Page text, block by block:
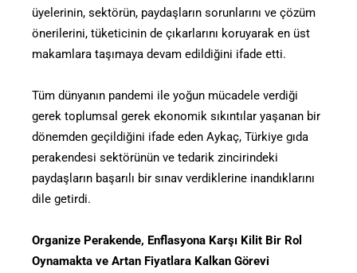
üyelerinin, sektörün, paydaşların sorunlarını ve çözüm
önerilerini, tüketicinin de çıkarlarını koruyarak en üst
makamlara taşımaya devam edildiğini ifade etti.
Tüm dünyanın pandemi ile yoğun mücadele verdiği
gerek toplumsal gerek ekonomik sıkıntılar yaşanan bir
dönemden geçildiğini ifade eden Aykaç, Türkiye gıda
perakendesi sektörünün ve tedarik zincirindeki
paydaşların başarılı bir sınav verdiklerine inandıklarını
dile getirdi.
Organize Perakende, Enflasyona Karşı Kilit Bir Rol
Oynamakta ve Artan Fiyatlara Kalkan Görevi